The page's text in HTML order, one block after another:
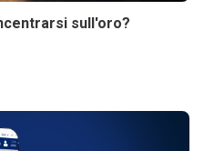
sull'oro?